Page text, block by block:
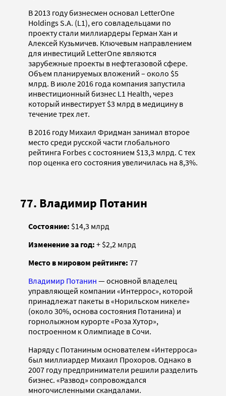
В 2013 году бизнесмен основал LetterOne
Holdings S.A. (L1), его совладельцами по
проекту стали миллиардеры Герман Хан и
Алексей Кузьмичев. Ключевым направлением
для инвестиций LetterOne являются
зарубежные проекты в нефтегазовой сфере.
Объем планируемых вложений – около $5
млрд. В июле 2016 года компания запустила
инвестиционный бизнес L1 Health, через
который инвестирует $3 млрд в медицину в
течение трех лет.
В 2016 году Михаил Фридман занимал второе
место среди русской части глобального
рейтинга Forbes с состоянием $13,3 млрд. С тех
пор оценка его состояния увеличилась на 8,3%.
77. Владимир Потанин
Состояние: $14,3 млрд
Изменение за год: + $2,2 млрд
Место в мировом рейтинге: 77
Владимир Потанин — основной владелец
управляющей компании «Интеррос», которой
принадлежат пакеты в «Норильском никеле»
(около 30%, основа состояния Потанина) и
горнолыжном курорте «Роза Хутор»,
построенном к Олимпиаде в Сочи.
Наряду с Потаниным основателем «Интерроса»
был миллиардер Михаил Прохоров. Однако в
2007 году предприниматели решили разделить
бизнес. «Развод» сопровождался
многочисленными скандалами.